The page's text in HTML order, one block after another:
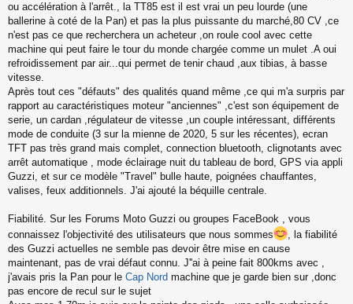
ou accélération à l'arrêt., la TT85 est il est vrai un peu lourde (une
ballerine à coté de la Pan) et pas la plus puissante du marché,80 CV ,ce
n'est pas ce que recherchera un acheteur ,on roule cool avec cette
machine qui peut faire le tour du monde chargée comme un mulet .A oui
refroidissement par air...qui permet de tenir chaud ,aux tibias, à basse
vitesse.
Après tout ces "défauts" des qualités quand même ,ce qui m'a surpris par
rapport au caractéristiques moteur "anciennes" ,c'est son équipement de
serie, un cardan ,régulateur de vitesse ,un couple intéressant, différents
mode de conduite (3 sur la mienne de 2020, 5 sur les récentes), ecran
TFT pas très grand mais complet, connection bluetooth, clignotants avec
arrêt automatique , mode éclairage nuit du tableau de bord, GPS via appli
Guzzi, et sur ce modèle "Travel" bulle haute, poignées chauffantes,
valises, feux additionnels. J'ai ajouté la béquille centrale.
Fiabilité. Sur les Forums Moto Guzzi ou groupes FaceBook , vous
connaissez l'objectivité des utilisateurs que nous sommes
, la fiabilité
des Guzzi actuelles ne semble pas devoir être mise en cause
maintenant, pas de vrai défaut connu. J''ai à peine fait 800kms avec ,
j'avais pris la Pan pour le Cap Nord machine que je garde bien sur ,donc
pas encore de recul sur le sujet